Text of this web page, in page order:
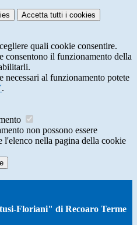
Accetta tutti i cookies
quali cookie consentire.
consentono il funzionamento della
necessari al funzionamento potete
.
non possono essere
l'elenco nella pagina della cookie
Floriani" di Recoaro Terme